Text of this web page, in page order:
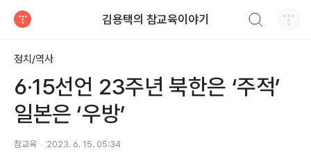
김용택의 참교육이야기
정치/역사
6·15선언 23주년 북한은 ‘주적’
일본은 ‘우방’
참교육 2023. 6. 15. 05:34